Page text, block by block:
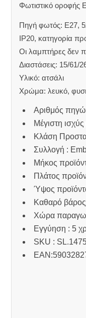
Φωτιστικό οροφής
Πηγή φωτός: E27,
IP20, κατηγορία
Οι λαμπτήρες δεν
Διαστάσεις: 15/61/
Υλικό: ατσάλι
Χρώμα: λευκό,
Αριθμός
Μέγιστη
Κλάση
Συλλογή :
Μήκος
Πλάτος
Ύψος
Καθαρό
Χώρα
Εγγύηση : 5
SKU :